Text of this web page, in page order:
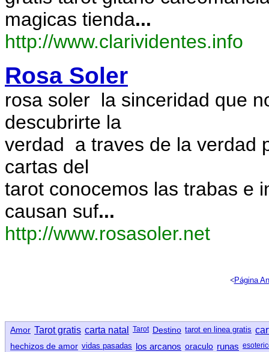
magicas tienda...
http://www.clarividentes.info
Rosa Soler
rosa soler la sinceridad que
descubrirte la
verdad a traves de la verdad
cartas del
tarot conocemos las trabas e
causan suf...
http://www.rosasoler.net
<Página
Amor Tarot gratis carta natal Tarot Destino tarot en linea gratis
hechizos de amor vidas pasadas los arcanos oraculo runas